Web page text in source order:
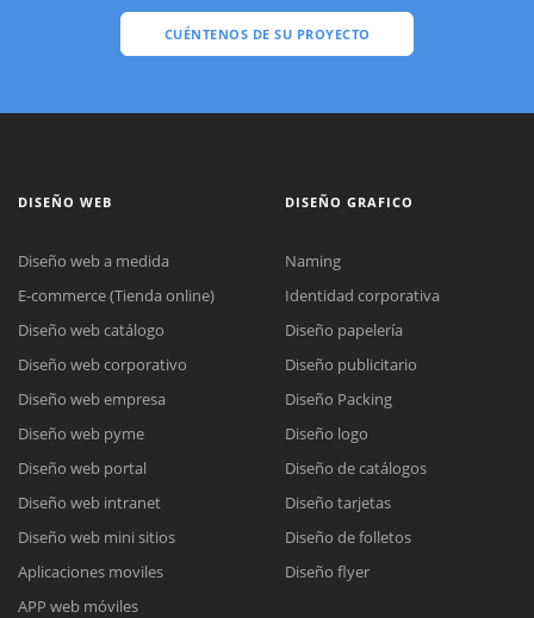
CUÉNTENOS DE SU PROYECTO
DISEÑO WEB
Diseño web a medida
E-commerce (Tienda online)
Diseño web catálogo
Diseño web corporativo
Diseño web empresa
Diseño web pyme
Diseño web portal
Diseño web intranet
Diseño web mini sitios
Aplicaciones moviles
APP web móviles
DISEÑO GRAFICO
Naming
Identidad corporativa
Diseño papelería
Diseño publicitario
Diseño Packing
Diseño logo
Diseño de catálogos
Diseño tarjetas
Diseño de folletos
Diseño flyer